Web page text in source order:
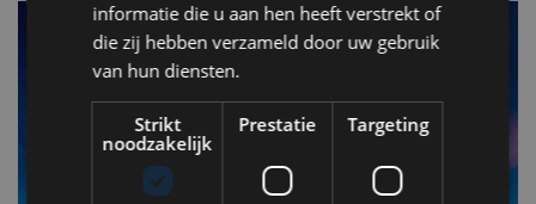
informatie die u aan hen heeft verstrekt of
die zij hebben verzameld door uw gebruik
van hun diensten.
Strikt
noodzakelijk
Prestatie Targeting